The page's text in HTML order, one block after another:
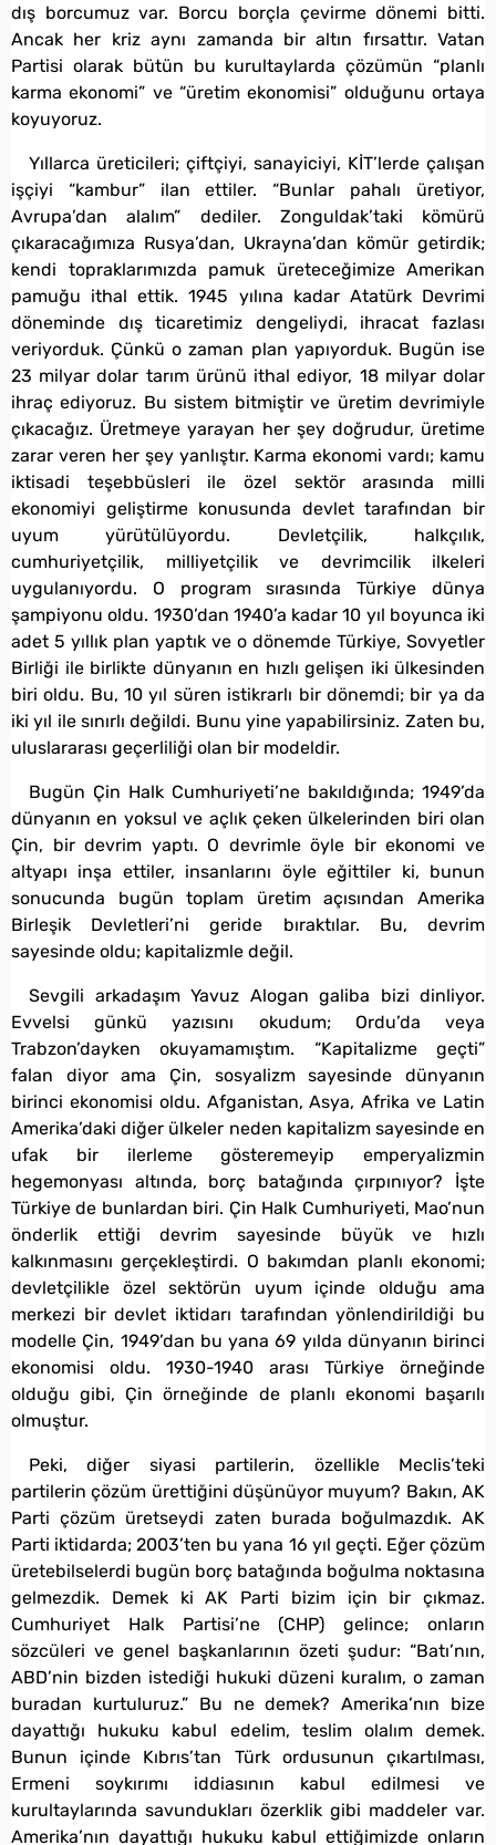
dış borcumuz var. Borcu borçla çevirme dönemi bitti.
Ancak her kriz aynı zamanda bir altın fırsattır. Vatan
Partisi olarak bütün bu kurultaylarda çözümün “planlı
karma ekonomi” ve “üretim ekonomisi” olduğunu ortaya
koyuyoruz.
Yıllarca üreticileri; çiftçiyi, sanayiciyi, KİT’lerde çalışan
işçiyi “kambur” ilan ettiler. “Bunlar pahalı üretiyor,
Avrupa’dan alalım” dediler. Zonguldak’taki kömürü
çıkaracağımıza Rusya’dan, Ukrayna’dan kömür getirdik;
kendi topraklarımızda pamuk üreteceğimize Amerikan
pamuğu ithal ettik. 1945 yılına kadar Atatürk Devrimi
döneminde dış ticaretimiz dengeliydi, ihracat fazlası
veriyorduk. Çünkü o zaman plan yapıyorduk. Bugün ise
23 milyar dolar tarım ürünü ithal ediyor, 18 milyar dolar
ihraç ediyoruz. Bu sistem bitmiştir ve üretim devrimiyle
çıkacağız. Üretmeye yarayan her şey doğrudur, üretime
zarar veren her şey yanlıştır. Karma ekonomi vardı; kamu
iktisadi teşebbüsleri ile özel sektör arasında milli
ekonomiyi geliştirme konusunda devlet tarafından bir
uyum yürütülüyordu. Devletçilik, halkçılık,
cumhuriyetçilik, milliyetçilik ve devrimcilik ilkeleri
uygulanıyordu. O program sırasında Türkiye dünya
şampiyonu oldu. 1930’dan 1940’a kadar 10 yıl boyunca iki
adet 5 yıllık plan yaptık ve o dönemde Türkiye, Sovyetler
Birliği ile birlikte dünyanın en hızlı gelişen iki ülkesinden
biri oldu. Bu, 10 yıl süren istikrarlı bir dönemdi; bir ya da
iki yıl ile sınırlı değildi. Bunu yine yapabilirsiniz. Zaten bu,
uluslararası geçerliliği olan bir modeldir.
Bugün Çin Halk Cumhuriyeti’ne bakıldığında; 1949’da
dünyanın en yoksul ve açlık çeken ülkelerinden biri olan
Çin, bir devrim yaptı. O devrimle öyle bir ekonomi ve
altyapı inşa ettiler, insanlarını öyle eğittiler ki, bunun
sonucunda bugün toplam üretim açısından Amerika
Birleşik Devletleri’ni geride bıraktılar. Bu, devrim
sayesinde oldu; kapitalizmle değil.
Sevgili arkadaşım Yavuz Alogan galiba bizi dinliyor.
Evvelsi günkü yazısını okudum; Ordu’da veya
Trabzon’dayken okuyamamıştım. “Kapitalizme geçti”
falan diyor ama Çin, sosyalizm sayesinde dünyanın
birinci ekonomisi oldu. Afganistan, Asya, Afrika ve Latin
Amerika’daki diğer ülkeler neden kapitalizm sayesinde en
ufak bir ilerleme gösteremeyip emperyalizmin
hegemonyası altında, borç batağında çırpınıyor? İşte
Türkiye de bunlardan biri. Çin Halk Cumhuriyeti, Mao’nun
önderlik ettiği devrim sayesinde büyük ve hızlı
kalkınmasını gerçekleştirdi. O bakımdan planlı ekonomi;
devletçilikle özel sektörün uyum içinde olduğu ama
merkezi bir devlet iktidarı tarafından yönlendirildiği bu
modelle Çin, 1949’dan bu yana 69 yılda dünyanın birinci
ekonomisi oldu. 1930-1940 arası Türkiye örneğinde
olduğu gibi, Çin örneğinde de planlı ekonomi başarılı
olmuştur.
Peki, diğer siyasi partilerin, özellikle Meclis’teki
partilerin çözüm ürettiğini düşünüyor muyum? Bakın, AK
Parti çözüm üretseydi zaten burada boğulmazdık. AK
Parti iktidarda; 2003’ten bu yana 16 yıl geçti. Eğer çözüm
üretebilselerdi bugün borç batağında boğulma noktasına
gelmezdik. Demek ki AK Parti bizim için bir çıkmaz.
Cumhuriyet Halk Partisi’ne (CHP) gelince; onların
sözcüleri ve genel başkanlarının özeti şudur: “Batı’nın,
ABD’nin bizden istediği hukuki düzeni kuralım, o zaman
buradan kurtuluruz.” Bu ne demek? Amerika’nın bize
dayattığı hukuku kabul edelim, teslim olalım demek.
Bunun içinde Kıbrıs’tan Türk ordusunun çıkartılması,
Ermeni soykırımı iddiasının kabul edilmesi ve
kurultaylarında savundukları özerklik gibi maddeler var.
Amerika’nın dayattığı hukuku kabul ettiğimizde onların